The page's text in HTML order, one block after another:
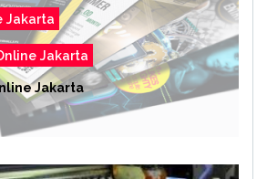
Jakarta
Jakarta
Jakarta